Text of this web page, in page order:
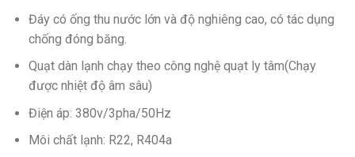
Đáy có ống thu nước lớn và độ nghiêng cao, có tác dụng
chống đóng băng.
Quạt dàn lạnh chạy theo công nghệ quạt ly tâm(Chạy
được nhiệt độ âm sâu)
Điện áp: 380v/3pha/50Hz
Môi chất lạnh: R22, R404a